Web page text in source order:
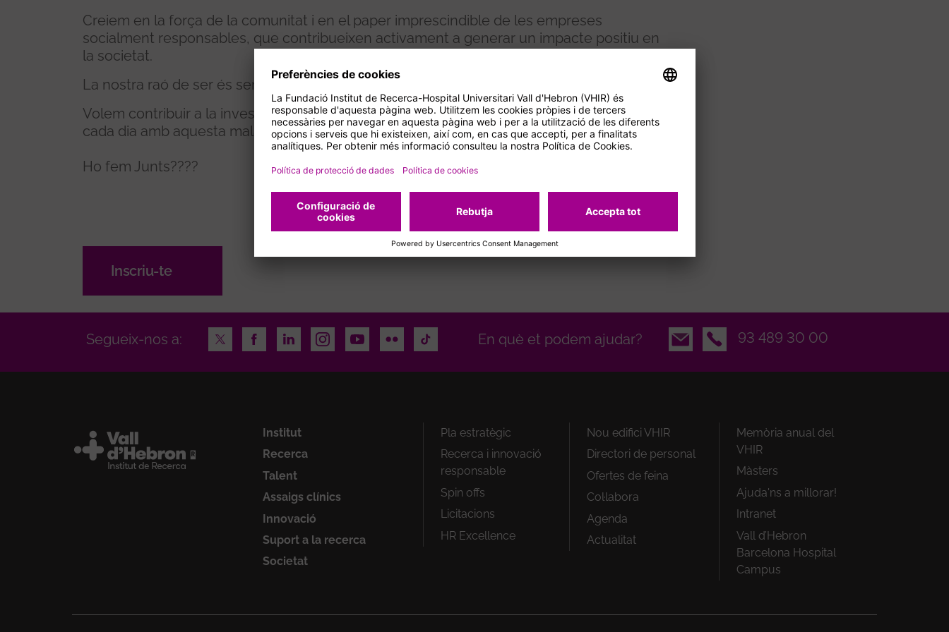
Creiem en la força de la comunitat i en el paper imprescindible de les empreses
socialment responsables, que contribueixen activament a generar un impacte positiu en
la societat.
La nostra raó de ser és senzilla i poderosa: transformar l’empatia en acció.
Volem contribuir a la investigació, a la millora de l’atenció mèdica i al benestar del qui viu
cada dia amb aquesta malaltia.
Ho fem Junts????
Inscriu-te
Segueix-nos a: TwitterFacebookLinkedInInstagramYoutube
Flickr TikTok En què et podem ajudar? Email 93 489 30 00
Institut
Recerca
Talent
Assaigs clínics
Innovació
Suport a la recerca
Societat
Peu
Pla estratègic
Recerca i innovació
responsable
Spin offs
Licitacions
HR Excellence
Nou edifici VHIR
Directori de personal
Ofertes de feina
Col·labora
Agenda
Actualitat
Memòria anual del
VHIR
Màsters
Ajuda'ns a millorar!
Intranet
Vall d’Hebron
Barcelona Hospital
Campus